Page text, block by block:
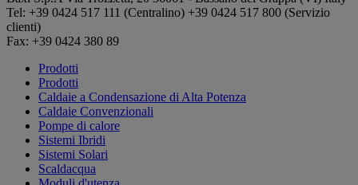
Tel: +39 0424 517 111 (Centralino) +39 0424 517 800 (Servizio
clienti)
Fax: +39 0424 380 89
Prodotti
Prodotti
Caldaie a Condensazione di Alta Potenza
Caldaie Convenzionali
Pompe di calore
Sistemi Ibridi
Sistemi Solari
Scaldacqua